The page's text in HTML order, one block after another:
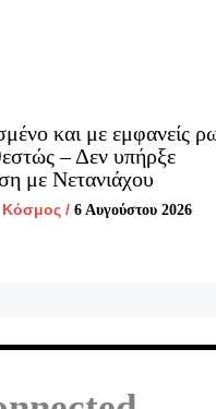
και με εμφανείς
– Δεν υπήρξε
με Νετανιάχου
Κόσμος / 6 Αυγούστου 2026